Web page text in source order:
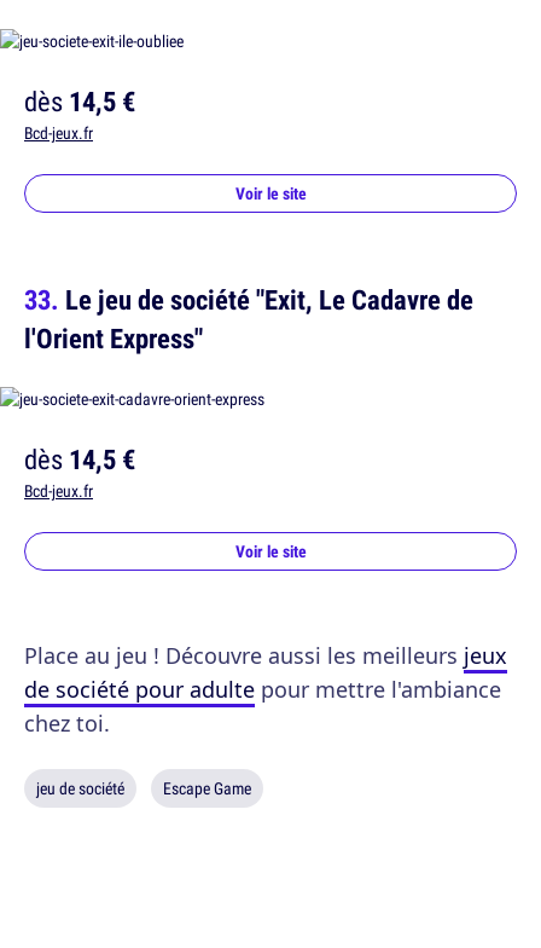
dès14,5 €
Bcd-jeux.fr
Voir le site
Le jeu de société "Exit, Le Cadavre de
l'Orient Express"
dès14,5 €
Bcd-jeux.fr
Voir le site
Place au jeu ! Découvre aussi les meilleurs jeux
de société pour adulte pour mettre l'ambiance
chez toi.
jeu de société Escape Game